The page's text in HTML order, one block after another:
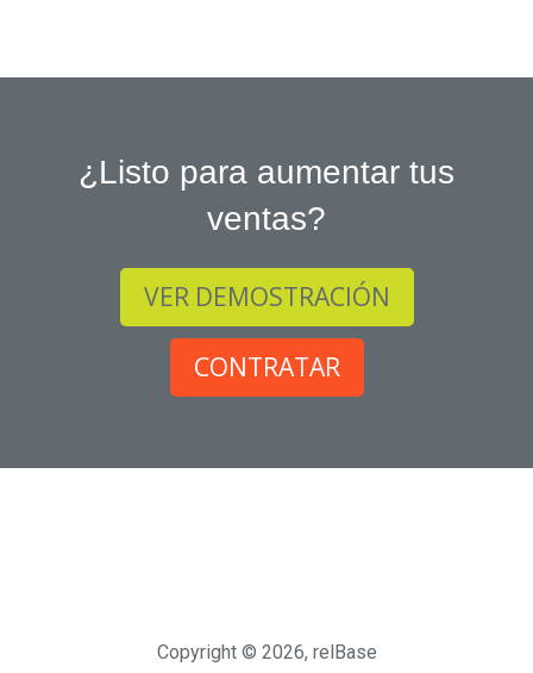
¿Listo para aumentar tus
ventas?
VER DEMOSTRACIÓN
CONTRATAR
Copyright © 2026, relBase